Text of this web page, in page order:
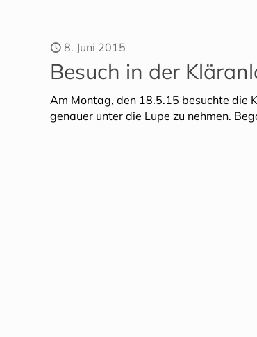
8. Juni 2015
Besuch in der
Am Montag, den 18.5.15 besuchte die
genauer unter die Lupe zu nehmen.